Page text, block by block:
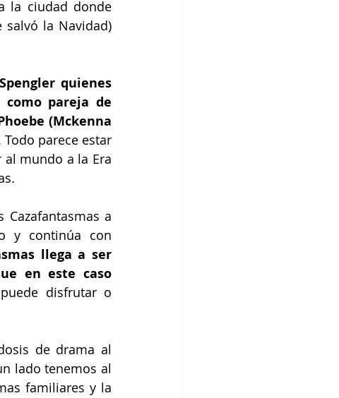
la ciudad donde
salvó la Navidad)
quienes
pareja de
(Mckenna
Todo parece estar
mundo a la Era
a
y continúa con
llega a ser
en este caso
disfrutar o
de drama al
lado tenemos al
familiares y la